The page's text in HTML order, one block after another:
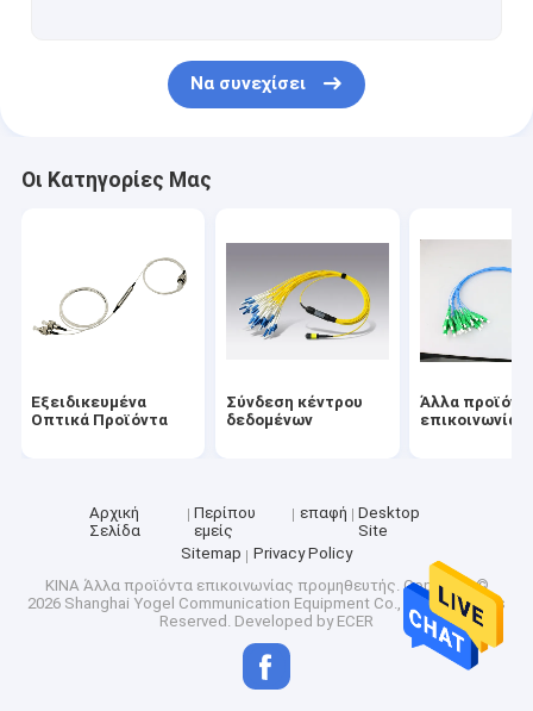
Να συνεχίσει
Οι Κατηγορίες Μας
Εξειδικευμένα
Οπτικά Προϊόντα
Σύνδεση κέντρου
δεδομένων
Άλλα
επικοινωνίας
Αρχική
Σελίδα
Περίπου
εμείς
επαφή
Desktop
Site
Sitemap
Privacy Policy
ΚΙΝΑ Άλλα προϊόντα επικοινωνίας προμηθευτής. Copyright ©
2026 Shanghai Yogel Communication Equipment Co., Ltd.. All Rights
Reserved. Developed by ECER